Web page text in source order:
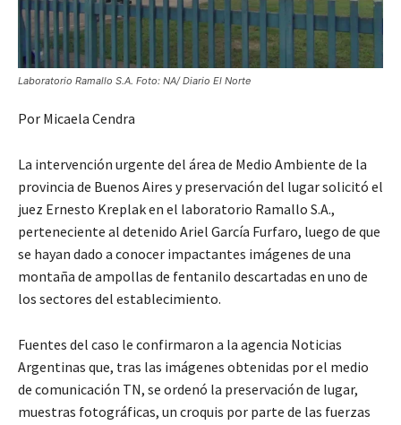
Laboratorio Ramallo S.A. Foto: NA/ Diario El Norte
Por Micaela Cendra
La intervención urgente del área de Medio Ambiente de la
provincia de Buenos Aires y preservación del lugar solicitó el
juez Ernesto Kreplak en el laboratorio Ramallo S.A.,
perteneciente al detenido Ariel García Furfaro, luego de que
se hayan dado a conocer impactantes imágenes de una
montaña de ampollas de fentanilo descartadas en uno de
los sectores del establecimiento.
Fuentes del caso le confirmaron a la agencia Noticias
Argentinas que, tras las imágenes obtenidas por el medio
de comunicación TN, se ordenó la preservación de lugar,
muestras fotográficas, un croquis por parte de las fuerzas